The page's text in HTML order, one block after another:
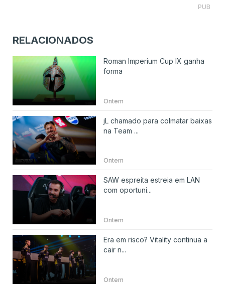
PUB
RELACIONADOS
Roman Imperium Cup IX ganha
forma
Ontem
jL chamado para colmatar baixas
na Team ...
Ontem
SAW espreita estreia em LAN
com oportuni...
Ontem
Era em risco? Vitality continua a
cair n...
Ontem